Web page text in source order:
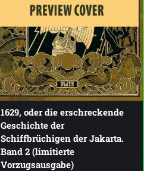
1629, oder die erschreckende
Geschichte der
Schiffbrüchigen der Jakarta.
Band 2 (limitierte
Vorzugsausgabe)